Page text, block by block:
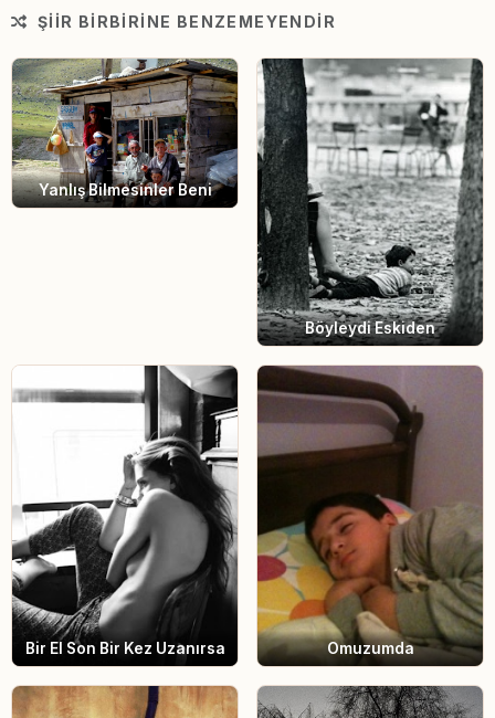
ŞIIR BIRBIRINE BENZEMEYENDIR
Yanlış Bilmesinler Beni
Böyleydi Eskiden
Bir El Son Bir Kez Uzanırsa Omuzumda